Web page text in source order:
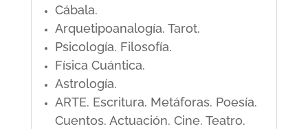
Cábala.
Arquetipoanalogía. Tarot.
Psicología. Filosofía.
Física Cuántica.
Astrología.
ARTE. Escritura. Metáforas. Poesía.
Cuentos. Actuación. Cine. Teatro.